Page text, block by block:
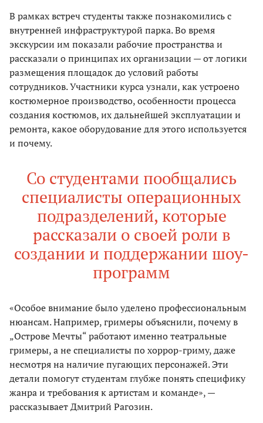
В рамках встреч студенты также познакомились с
внутренней инфраструктурой парка. Во время
экскурсии им показали рабочие пространства и
рассказали о принципах их организации — от логики
размещения площадок до условий работы
сотрудников. Участники курса узнали, как устроено
костюмерное производство, особенности процесса
создания костюмов, их дальнейшей эксплуатации и
ремонта, какое оборудование для этого используется
и почему.
Со студентами пообщались
специалисты операционных
подразделений, которые
рассказали о своей роли в
создании и поддержании шоу-
программ
«Особое внимание было уделено профессиональным
нюансам. Например, гримеры объяснили, почему в
„Острове Мечты“ работают именно театральные
гримеры, а не специалисты по хоррор-гриму, даже
несмотря на наличие пугающих персонажей. Эти
детали помогут студентам глубже понять специфику
жанра и требования к артистам и команде», —
рассказывает Дмитрий Рагозин.